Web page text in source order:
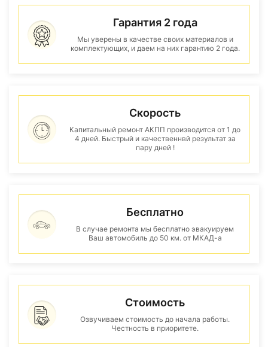
Гарантия 2 года
Мы уверены в качестве своих материалов и
комплектующих, и даем на них гарантию 2 года.
Скорость
Капитальный ремонт АКПП производится от 1 до
4 дней. Быстрый и качественнвй результат за
пару дней !
Бесплатно
В случае ремонта мы бесплатно эвакуируем
Ваш автомобиль до 50 км. от МКАД-а
Стоимость
Озвучиваем стоимость до начала работы.
Честность в приоритете.